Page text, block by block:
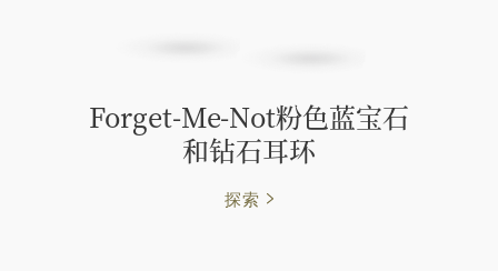
Forget-Me-Not粉色蓝宝石
和钻石耳环
探索